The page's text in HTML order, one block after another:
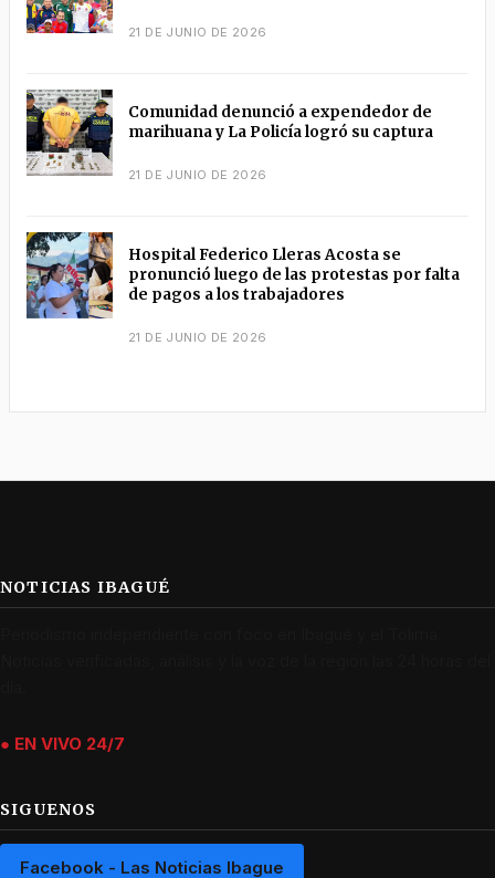
21 DE JUNIO DE 2026
Comunidad denunció a expendedor de
marihuana y La Policía logró su captura
21 DE JUNIO DE 2026
Hospital Federico Lleras Acosta se
pronunció luego de las protestas por falta
de pagos a los trabajadores
21 DE JUNIO DE 2026
NOTICIAS IBAGUÉ
● EN VIVO 24/7
SIGUENOS
Facebook - Las Noticias Ibague